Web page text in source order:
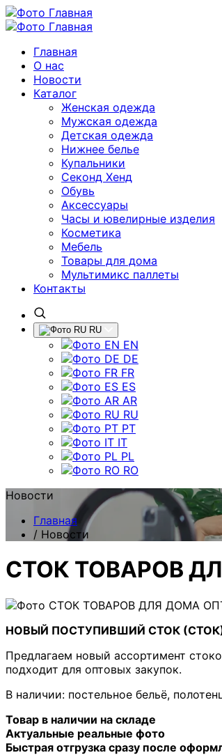
Главная
О нас
Новости
Каталог
Женская одежда
Мужская одежда
Детская одежда
Нижнее белье
Купальники
Секонд Хенд
Обувь
Аксессуары
Часы и ювелирные изделия
Косметика
Мебель
Товары для дома
Мультимикс паллеты
Контакты
RU
EN
DE
FR
ES
AR
RU
PT
IT
PL
RO
Новости
Главная
/ Новости
СТОК ТОВАРОВ
НОВЫЙ ПОСТУПИВШИЙ СТОК
Предлагаем новый ассортимент
подходит для оптовых закупок.
В наличии: постельное бельё,
Товар в наличии на складе
Актуальные реальные фото
Быстрая отгрузка сразу после